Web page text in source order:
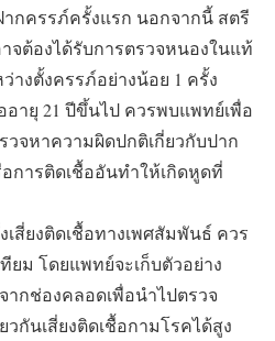
กครรภ์ครั้งแรก นอกจากนี้ สตรี
จต้องได้รับการตรวจหนองในแท้
างตั้งครรภ์อย่างน้อย 1 ครั้ง
ายุ 21 ปีขึ้นไป ควรพบแพทย์เพื่อ
วจหาความผิดปกติเกี่ยวกับปาก
การติดเชื้ออันทำให้เกิดหูดที่
สี่ยงติดเชื้อทางเพศสัมพันธ์ ควร
ยม โดยแพทย์จะเก็บตัวอย่าง
กช่องคลอดเพื่อนำไปตรวจ
วกันเสี่ยงติดเชื้อกามโรคได้สูง